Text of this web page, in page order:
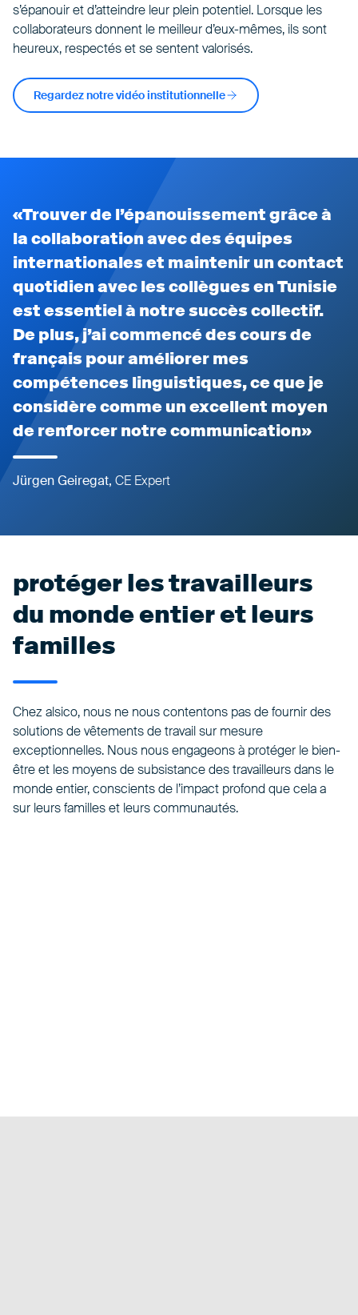
s’épanouir et d’atteindre leur plein potentiel. Lorsque les
collaborateurs donnent le meilleur d’eux-mêmes, ils sont
heureux, respectés et se sentent valorisés.
Regardez notre vidéo institutionnelle
Trouver de l’épanouissement grâce à
la collaboration avec des équipes
internationales et maintenir un contact
quotidien avec les collègues en Tunisie
est essentiel à notre succès collectif.
De plus, j’ai commencé des cours de
français pour améliorer mes
compétences linguistiques, ce que je
considère comme un excellent moyen
de renforcer notre communication
Jürgen Geiregat, CE Expert
protéger les travailleurs
du monde entier et leurs
familles
Chez alsico, nous ne nous contentons pas de fournir des
solutions de vêtements de travail sur mesure
exceptionnelles. Nous nous engageons à protéger le bien-
être et les moyens de subsistance des travailleurs dans le
monde entier, conscients de l’impact profond que cela a
sur leurs familles et leurs communautés.